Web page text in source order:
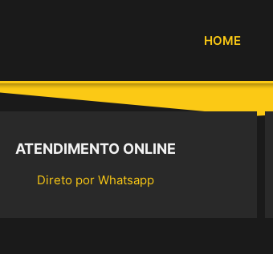
HOME
ATENDIMENTO ONLINE
Direto por Whatsapp